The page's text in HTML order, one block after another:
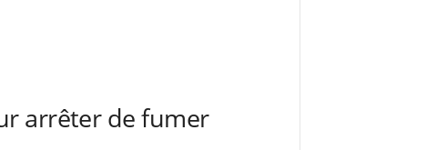
arrêter de fumer